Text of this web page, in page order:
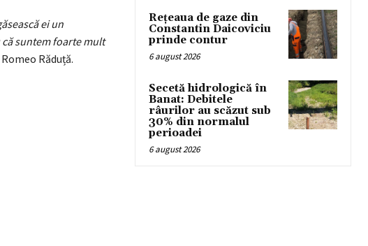
ei un
suntem foarte mult
Răduță.
Rețeaua de gaze din
Constantin Daicoviciu
prinde contur
6 august 2026
Secetă hidrologică în
Banat: Debitele
râurilor au scăzut sub
30% din normalul
perioadei
6 august 2026